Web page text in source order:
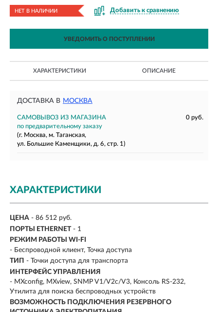
НЕТ В НАЛИЧИИ Добавить к сравнению
УВЕДОМИТЬ О ПОСТУПЛЕНИИ
ХАРАКТЕРИСТИКИ ОПИСАНИЕ
ДОСТАВКА В МОСКВА
САМОВЫВОЗ ИЗ МАГАЗИНА
0 руб.
по предварительному заказу
(г. Москва, м. Таганская,
ул. Большие Каменщики, д. 6, стр. 1)
ХАРАКТЕРИСТИКИ
ЦЕНА - 86 512 руб.
ПОРТЫ ETHERNET - 1
РЕЖИМ РАБОТЫ WI-FI
- Беспроводной клиент, Точка доступа
ТИП - Точки доступа для транспорта
ИНТЕРФЕЙС УПРАВЛЕНИЯ
- MXconfig, MXview, SNMP V1/V2c/V3, Консоль RS-232,
Утилита для поиска беспроводных устройств
ВОЗМОЖНОСТЬ ПОДКЛЮЧЕНИЯ РЕЗЕРВНОГО